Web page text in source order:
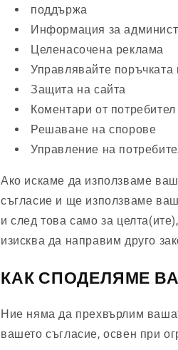
поддържа
Информация за
Целенасочена реклама
Управлявайте поръчката
Защита на сайта
Коментари от
Решаване на спорове
Управление на
Ако искаме да използваме
съгласие и ще използваме
и след това само за
изисква да направим друго
КАК СПОДЕЛЯМЕ
Ние няма да прехвърлим
вашето съгласие, освен при